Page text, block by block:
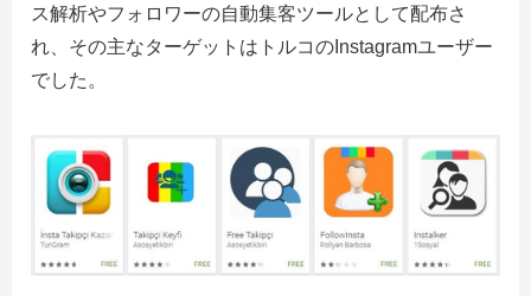
ス解析やフォロワーの自動集客ツールとして配布さ
れ、その主なターゲットはトルコのInstagramユーザー
でした。